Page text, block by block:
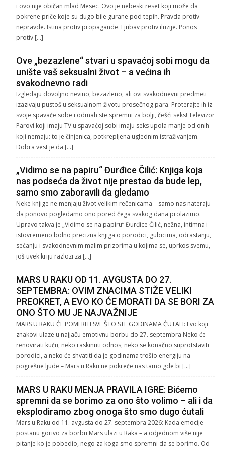
i ovo nije običan mlad Mesec. Ovo je nebeski reset koji može da
pokrene priče koje su dugo bile gurane pod tepih. Pravda protiv
nepravde. Istina protiv propagande. Ljubav protiv iluzije. Ponos
protiv […]
Ove „bezazlene“ stvari u spavaćoj sobi mogu da
unište vaš seksualni život – a većina ih
svakodnevno radi
Izgledaju dovoljno nevino, bezazleno, ali ovi svakodnevni predmeti
izazivaju pustoš u seksualnom životu prosečnog para. Proterajte ih iz
svoje spavaće sobe i odmah ste spremni za bolji, češći seks! Televizor
Parovi koji imaju TV u spavaćoj sobi imaju seks upola manje od onih
koji nemaju: to je činjenica, potkrepljena uglednim istraživanjem.
Dobra vest je da […]
„Vidimo se na papiru“ Đurđice Čilić: Knjiga koja
nas podseća da život nije prestao da bude lep,
samo smo zaboravili da gledamo
Neke knjige ne menjaju život velikim rečenicama – samo nas nateraju
da ponovo pogledamo ono pored čega svakog dana prolazimo.
Upravo takva je „Vidimo se na papiru“ Đurđice Čilić, nežna, intimna i
istovremeno bolno precizna knjiga o porodici, gubicima, odrastanju,
sećanju i svakodnevnim malim prizorima u kojima se, uprkos svemu,
još uvek kriju razlozi za […]
MARS U RAKU OD 11. AVGUSTA DO 27.
SEPTEMBRA: OVIM ZNACIMA STIŽE VELIKI
PREOKRET, A EVO KO ĆE MORATI DA SE BORI ZA
ONO ŠTO MU JE NAJVAŽNIJE
MARS U RAKU ĆE POMERITI SVE ŠTO STE GODINAMA ĆUTALI: Evo koji
znakovi ulaze u najjaču emotivnu borbu do 27. septembra Neko će
renovirati kuću, neko raskinuti odnos, neko se konačno suprotstaviti
porodici, a neko će shvatiti da je godinama trošio energiju na
pogrešne ljude – Mars u Raku ne pokreće nas tamo gde bi […]
MARS U RAKU MENJA PRAVILA IGRE: Bićemo
spremni da se borimo za ono što volimo – ali i da
eksplodiramo zbog onoga što smo dugo ćutali
Mars u Raku od 11. avgusta do 27. septembra 2026: Kada emocije
postanu gorivo za borbu Mars ulazi u Raka – a odjednom više nije
pitanje ko je pobedio, nego za koga smo spremni da se borimo. Od